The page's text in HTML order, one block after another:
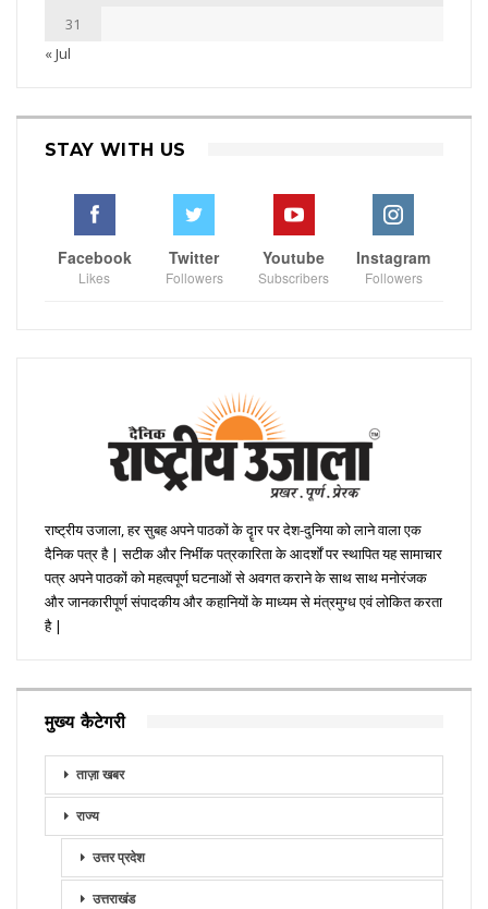
31
« Jul
STAY WITH US
Facebook
Likes
Twitter
Followers
Youtube
Subscribers
Instagram
Followers
राष्ट्रीय उजाला, हर सुबह अपने पाठकों के दॄार पर देश-दुनिया को लाने वाला एक
दैनिक पत्र है | सटीक और निभींक पत्रकारिता के आदर्शों पर स्थापित यह सामाचार
पत्र अपने पाठकों को महत्वपूर्ण घटनाओं से अवगत कराने के साथ साथ मनोरंजक
और जानकारीपूर्ण संपादकीय और कहानियों के माध्यम से मंत्रमुग्ध एवं लोकित करता
है |
मुख्य कैटेगरी
ताज़ा खबर
राज्य
उत्तर प्रदेश
उत्तराखंड